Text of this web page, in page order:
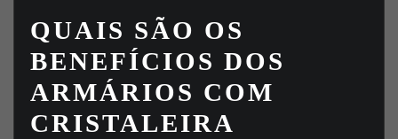
QUAIS SÃO OS
BENEFÍCIOS DOS
ARMÁRIOS COM
CRISTALEIRA